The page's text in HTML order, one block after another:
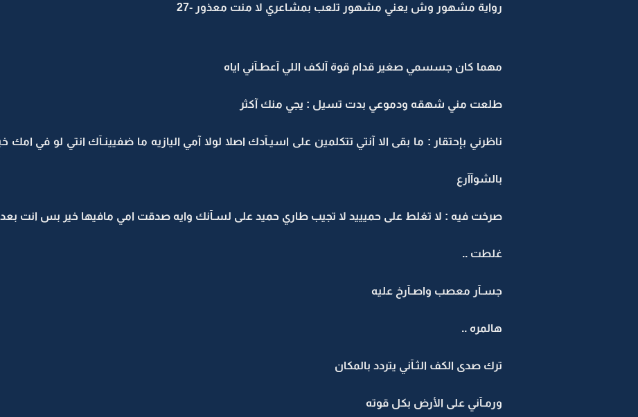
رواية مشهور وش يعني مشهور تلعب بمشاعري لا منت معذور -27
مهما كان جسسمي صغير قدام قوة آلكف اللي آعطـآني اياه
طلعت مني شهقه ودموعي بدت تسيل : يجي منك آكثر
ناظرني بإحتقار : ما بقى الا آنتي تتكلمين على اسيـآدك اصلا لولا آمي اليازيه ما ضفيينـآك انتي لو في
بالشوآآرع
صرخت فيه : لا تغلط على حميييد لا تجيب طاري حميد على لسـآنك وايه صدقت امي مافيها خير بس انت
غلطت ..
جسـآر معصب واصـآرخ عليه
هالمره ..
ترك صدى الكف الثـآني يتردد بالمكان
ورمـآني على الأرض بكل قوته